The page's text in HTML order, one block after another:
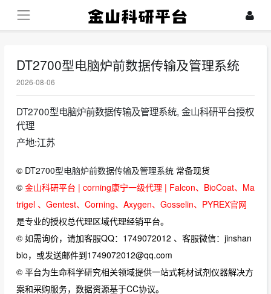
DT2700型电脑炉前数据传输及管理系统
2026-08-06
DT2700型电脑炉前数据传输及管理系统, 金山科研平台授权
代理
产地:江苏
© DT2700型电脑炉前数据传输及管理系统 常备现货
© 金山科研平台 | corning康宁一级代理 | Falcon、BioCoat、Ma
trigel 、Gentest、Corning、Axygen、Gosselin、PYREX官网
是专业的授权总代理区域代理经销平台。
© 如需询价，请加客服QQ：1749072012 、客服微信：jinshan
bio，或发送邮件到1749072012@qq.com
© 平台为生命科学研究相关领域提供一站式耗材试剂仪器解决方
案和采购服务，数据资源基于CC协议。